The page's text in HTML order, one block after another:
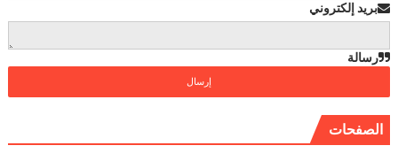
بريد إلكتروني
رسالة
الصفحات